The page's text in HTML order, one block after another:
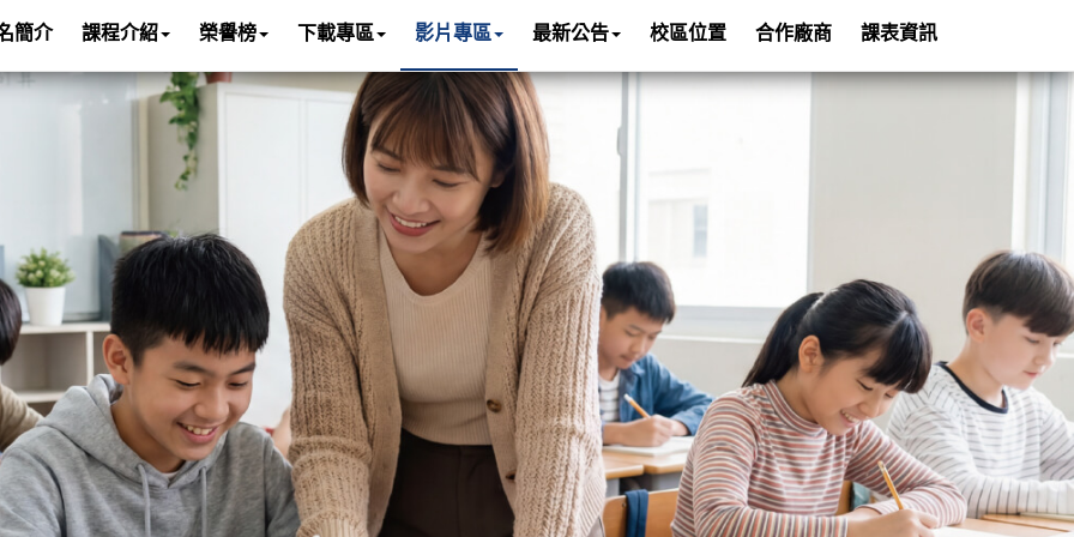
簡介 課程介紹 榮譽榜 下載專區 影片專區 最新公告 校區位置 合作廠商 課表資訊